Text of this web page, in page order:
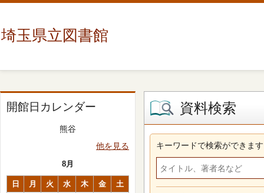
埼玉県立図書館
開館日カレンダー
熊谷
他を見る
8月
日 月 火 水 木 金 土
資料検索
キーワードで検索ができます